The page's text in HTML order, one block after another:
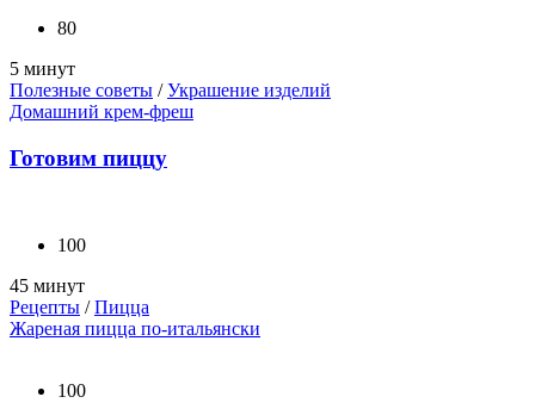
80
5 минут
Полезные советы /Украшение изделий
Домашний крем-фреш
Готовим пиццу
100
45 минут
Рецепты /Пицца
Жареная пицца по-итальянски
100